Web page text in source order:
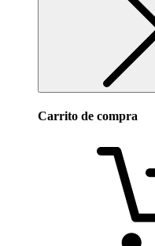
Carrito de compra